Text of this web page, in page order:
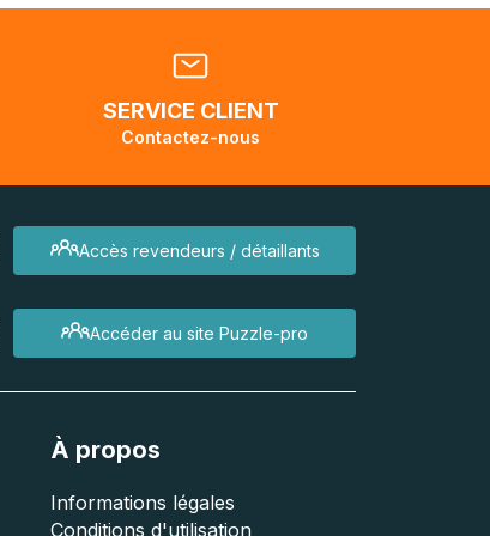
SERVICE CLIENT
Contactez-nous
Accès revendeurs / détaillants
Accéder au site Puzzle-pro
À propos
Informations légales
Conditions d'utilisation